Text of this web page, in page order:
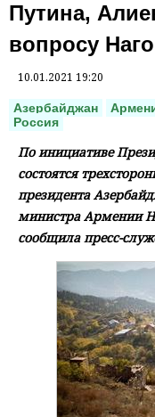
Путина,
вопросу
10.01.2021 19:20
Азербайджан
Россия
По инициативе
состоятся
президента
министра Армении
сообщила пресс-